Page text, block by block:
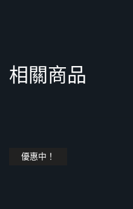
相關商品
優惠中！